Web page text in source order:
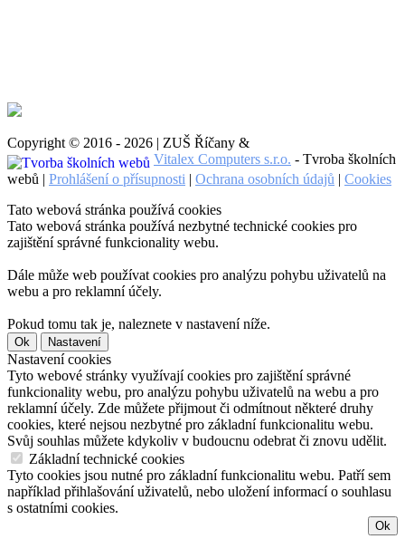
Copyright © 2016 - 2026 | ZUŠ Říčany &
Vitalex Computers s.r.o. - Tvroba školních
webů | Prohlášení o přísupnosti | Ochrana osobních údajů | Cookies
Tato webová stránka používá cookies
Tato webová stránka používá nezbytné technické cookies pro
zajištění správné funkcionality webu.
Dále může web používat cookies pro analýzu pohybu uživatelů na
webu a pro reklamní účely.
Pokud tomu tak je, naleznete v nastavení níže.
Ok Nastavení
Nastavení cookies
Tyto webové stránky využívají cookies pro zajištění správné
funkcionality webu, pro analýzu pohybu uživatelů na webu a pro
reklamní účely. Zde můžete přijmout či odmítnout některé druhy
cookies, které nejsou nezbytné pro základní funkcionalitu webu.
Svůj souhlas můžete kdykoliv v budoucnu odebrat či znovu udělit.
Základní technické cookies
Tyto cookies jsou nutné pro základní funkcionalitu webu. Patří sem
například přihlašování uživatelů, nebo uložení informací o souhlasu
s ostatními cookies.
Ok